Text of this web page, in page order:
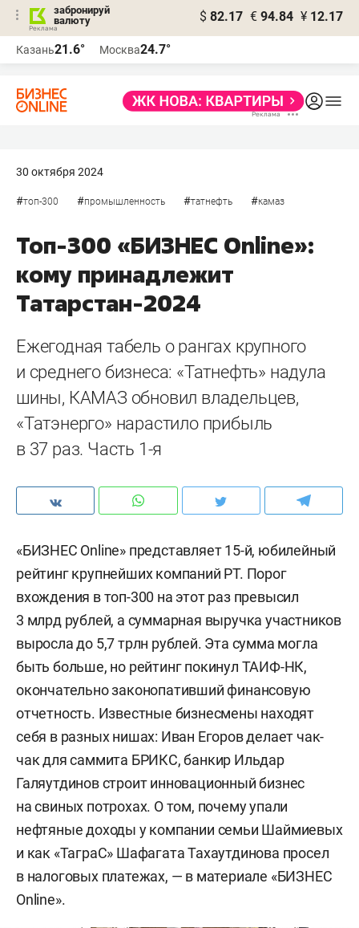
забронируй
валюту
$ 82.17 € 94.84 ¥ 12.17
Казань21.6° Москва24.7°
30 октября 2024
#топ-300 #промышленность #татнефть #камаз
Топ-300 «БИЗНЕС Online»:
кому принадлежит
Татарстан-2024
Ежегодная табель о рангах крупного
и среднего бизнеса: «Татнефть» надула
шины, КАМАЗ обновил владельцев,
«Татэнерго» нарастило прибыль
в 37 раз. Часть 1-я
«БИЗНЕС Online» представляет 15-й, юбилейный
рейтинг крупнейших компаний РТ. Порог
вхождения в топ-300 на этот раз превысил
3 млрд рублей, а суммарная выручка участников
выросла до 5,7 трлн рублей. Эта сумма могла
быть больше, но рейтинг покинул ТАИФ-НК,
окончательно законопативший финансовую
отчетность. Известные бизнесмены находят
себя в разных нишах: Иван Егоров делает чак-
чак для саммита БРИКС, банкир Ильдар
Галяутдинов строит инновационный бизнес
на свиных потрохах. О том, почему упали
нефтяные доходы у компании семьи Шаймиевых
и как «ТаграС» Шафагата Тахаутдинова просел
в налоговых платежах, — в материале «БИЗНЕС
Online».